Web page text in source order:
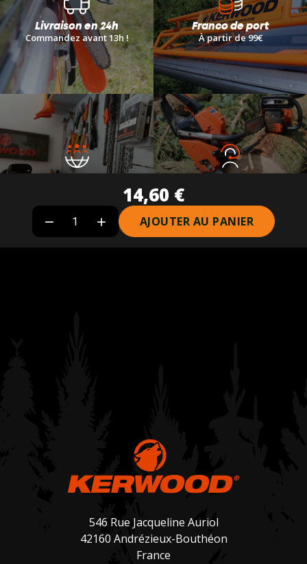
14,60 €
  AJOUTER AU PANIER
Livraison en 24h
Commandez avant 13h !
Franco de port
Àpartir de 99€
Plus de 40 revendeurs partenaires
546 Rue Jacqueline Auriol
42160 Andrézieux-Bouthéon
France